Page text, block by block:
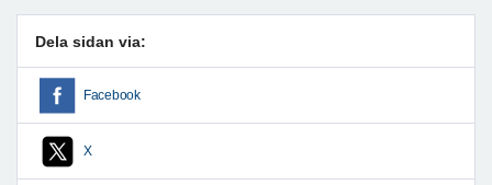
Dela sidan via:
Facebook
X